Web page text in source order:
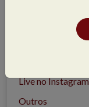
Live no Instagram
Outros